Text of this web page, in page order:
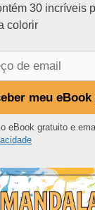
30 incríveis
colorir
meu
eBook gratuito e